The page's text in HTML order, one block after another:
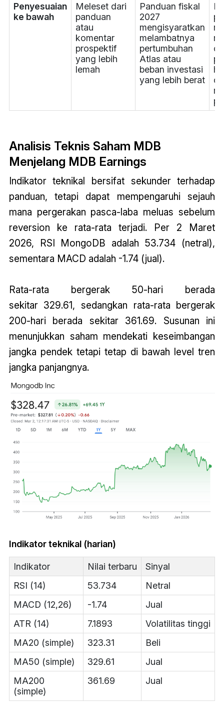
Penyesuaian
ke bawah
Meleset dari
panduan
atau
komentar
prospektif
yang lebih
lemah
Panduan fiskal
2027
mengisyaratkan
melambatnya
pertumbuhan
Atlas atau
beban investasi
yang lebih berat
Analisis Teknis Saham MDB
Menjelang MDB Earnings
Indikator teknikal bersifat sekunder terhadap
panduan, tetapi dapat mempengaruhi sejauh
mana pergerakan pasca-laba meluas sebelum
reversion ke rata-rata terjadi. Per 2 Maret
2026, RSI MongoDB adalah 53.734 (netral),
sementara MACD adalah -1.74 (jual).
Rata-rata bergerak 50-hari berada
sekitar 329.61, sedangkan rata-rata bergerak
200-hari berada sekitar 361.69. Susunan ini
menunjukkan saham mendekati keseimbangan
jangka pendek tetapi tetap di bawah level tren
jangka panjangnya.
Indikator teknikal (harian)
Indikator Nilai terbaru
Sinyal
RSI (14)
53.734
Netral
MACD (12,26)
-1.74
Jual
ATR (14)
7.1893
Volatilitas tinggi
MA20 (simple)
323.31
Beli
MA50 (simple)
329.61
Jual
MA200
(simple)
361.69 Jual